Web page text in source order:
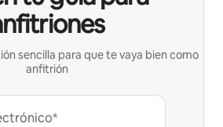
sencilla para que te vaya bien como
anfitrión